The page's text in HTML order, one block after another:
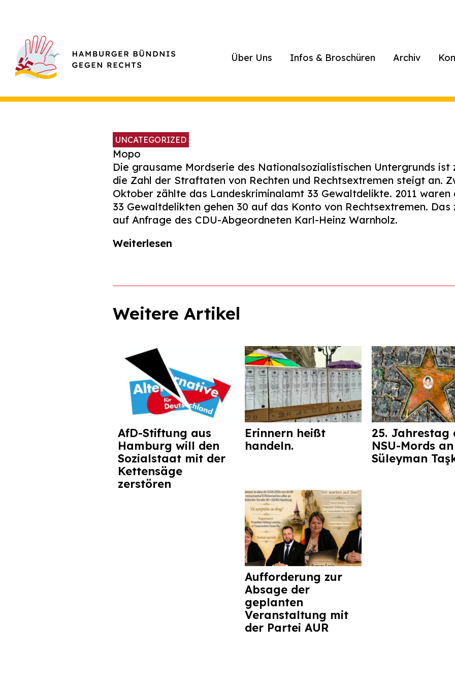
Über Uns Infos & Broschüren Archiv
UNCATEGORIZED
Mopo
Die grausame Mordserie des Nationalsozialistischen Untergrunds
die Zahl der Straftaten von Rechten und Rechtsextremen steigt an.
Oktober zählte das Landeskriminalamt 33 Gewaltdelikte. 2011 waren
33 Gewaltdelikten gehen 30 auf das Konto von Rechtsextremen.
auf Anfrage des CDU-Abgeordneten Karl-Heinz Warnholz.
Weiterlesen
Weitere Artikel
AfD-Stiftung aus
Hamburg will den
Sozialstaat mit der
Kettensäge
zerstören
Erinnern heißt
handeln.
25. Jahrestag
NSU-Mords an
Süleyman
Aufforderung zur
Absage der
geplanten
Veranstaltung mit
der Partei AUR